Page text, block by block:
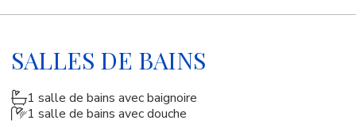
SALLES DE BAINS
1 salle de bains avec baignoire
1 salle de bains avec douche